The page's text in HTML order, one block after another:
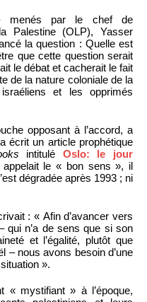
menés par le chef de
Palestine (OLP), Yasser
la question : Quelle est
que cette question serait
le débat et cacherait le fait
de la nature coloniale de la
et les opprimés
opposant à l’accord, a
écrit un article prophétique
intitulé Oslo: le jour
appelait le « bon sens », il
dégradée après 1993 ; ni
: « Afin d’avancer vers
qui n’a de sens que si son
et l’égalité, plutôt que
– nous avons besoin d’une
».
« mystifiant » à l’époque,